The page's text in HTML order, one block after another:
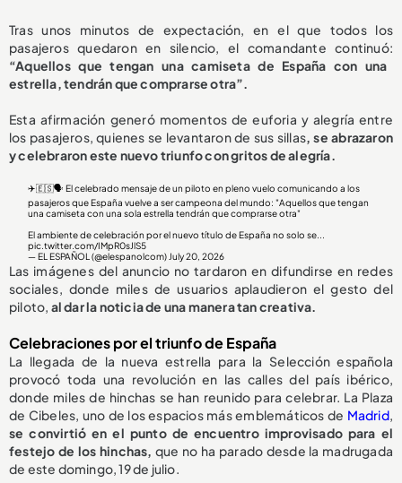
Tras unos minutos de expectación, en el que todos los
pasajeros quedaron en silencio, el comandante continuó:
“Aquellos que tengan una camiseta de España con una
estrella, tendrán que comprarse otra”.
Esta afirmación generó momentos de euforia y alegría entre
los pasajeros, quienes se levantaron de sus sillas, se abrazaron
y celebraron este nuevo triunfo con gritos de alegría.
✈️🇪🇸🗣️ El celebrado mensaje de un piloto en pleno vuelo comunicando a los
pasajeros que España vuelve a ser campeona del mundo: "Aquellos que tengan
una camiseta con una sola estrella tendrán que comprarse otra"
El ambiente de celebración por el nuevo título de España no solo se...
pic.twitter.com/IMpR0sJlS5
— EL ESPAÑOL (@elespanolcom) July 20, 2026
Las imágenes del anuncio no tardaron en difundirse en redes
sociales, donde miles de usuarios aplaudieron el gesto del
piloto, al dar la noticia de una manera tan creativa.
Celebraciones por el triunfo de España
La llegada de la nueva estrella para la Selección española
provocó toda una revolución en las calles del país ibérico,
donde miles de hinchas se han reunido para celebrar. La Plaza
de Cibeles, uno de los espacios más emblemáticos de Madrid,
se convirtió en el punto de encuentro improvisado para el
festejo de los hinchas, que no ha parado desde la madrugada
de este domingo, 19 de julio.